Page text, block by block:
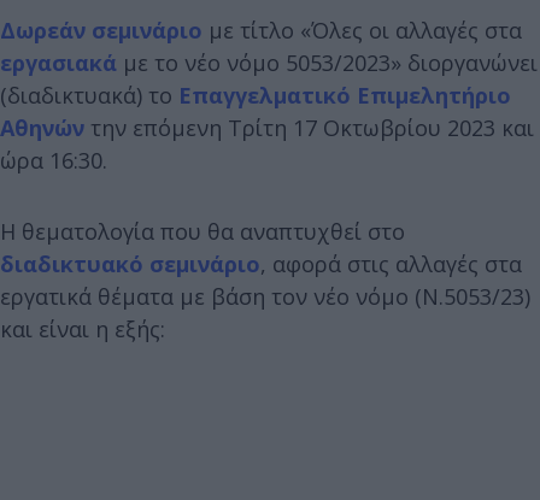
Δωρεάν σεμινάριο με τίτλο «Όλες οι αλλαγές στα
εργασιακά με το νέο νόμο 5053/2023» διοργανώνει
(διαδικτυακά) το Επαγγελματικό Επιμελητήριο
Αθηνών την επόμενη Τρίτη 17 Οκτωβρίου 2023 και
ώρα 16:30.
Η θεματολογία που θα αναπτυχθεί στο
διαδικτυακό σεμινάριο, αφορά στις αλλαγές στα
εργατικά θέματα με βάση τον νέο νόμο (Ν.5053/23)
και είναι η εξής: